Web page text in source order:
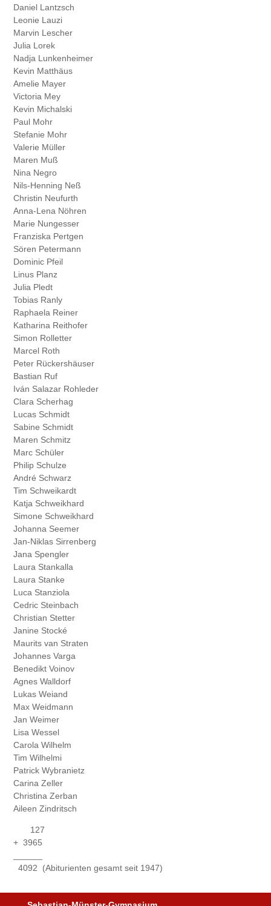
Daniel Lantzsch
Leonie Lauzi
Marvin Lescher
Julia Lorek
Nadja Lunkenheimer
Kevin Matthäus
Amelie Mayer
Victoria Mey
Kevin Michalski
Paul Mohr
Stefanie Mohr
Valerie Müller
Maren Muß
Nina Negro
Nils-Henning Neß
Christin Neufurth
Anna-Lena Nöhren
Marie Nungesser
Franziska Pertgen
Sören Petermann
Dominic Pfeil
Linus Planz
Julia Pledt
Tobias Ranly
Raphaela Reiner
Katharina Reithofer
Simon Rolletter
Marcel Roth
Peter Rückershäuser
Bastian Ruf
Iván Salazar Rohleder
Clara Scherhag
Lucas Schmidt
Sabine Schmidt
Maren Schmitz
Marc Schüler
Philip Schulze
André Schwarz
Tim Schweikardt
Katja Schweikhard
Simone Schweikhard
Johanna Seemer
Jan-Niklas Sirrenberg
Jana Spengler
Laura Stankalla
Laura Stanke
Luca Stanziola
Cedric Steinbach
Christian Stetter
Janine Stocké
Maurits van Straten
Johannes Varga
Benedikt Voinov
Agnes Walldorf
Lukas Weiand
Max Weidmann
Jan Weimer
Lisa Wessel
Carola Wilhelm
Tim Wilhelmi
Patrick Wybranietz
Carina Zeller
Christina Zerban
Aileen Zindritsch
127
+ 3965
4092 (Abiturienten gesamt seit 1947)